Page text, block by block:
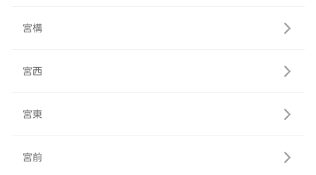
宮構
宮西
宮東
宮前